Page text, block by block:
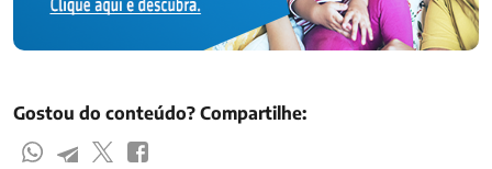
Gostou do conteúdo? Compartilhe: